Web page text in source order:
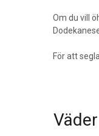
Om du vill
För att
Väder